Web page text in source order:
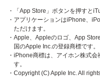
・「App Store」ボタンを押すと
・アプリケーションはiPhone、
ただけます。
・Apple、Appleのロゴ、App
国のApple Inc.の登録商標です。
・iPhone商標は、アイホン株式
す。
・Copyright (C) Apple Inc. All